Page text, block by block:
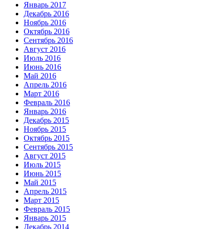
Январь 2017
Декабрь 2016
Ноябрь 2016
Октябрь 2016
Сентябрь 2016
Август 2016
Июль 2016
Июнь 2016
Май 2016
Апрель 2016
Март 2016
Февраль 2016
Январь 2016
Декабрь 2015
Ноябрь 2015
Октябрь 2015
Сентябрь 2015
Август 2015
Июль 2015
Июнь 2015
Май 2015
Апрель 2015
Март 2015
Февраль 2015
Январь 2015
Декабрь 2014